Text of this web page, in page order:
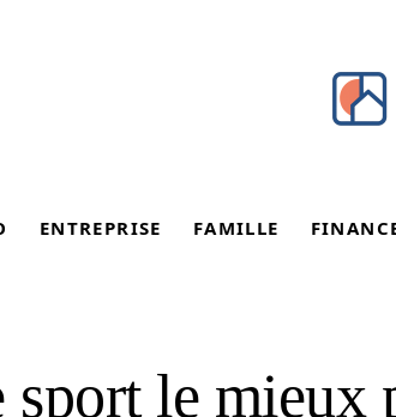
ENTREPRISE FAMILLE
sport le mieux